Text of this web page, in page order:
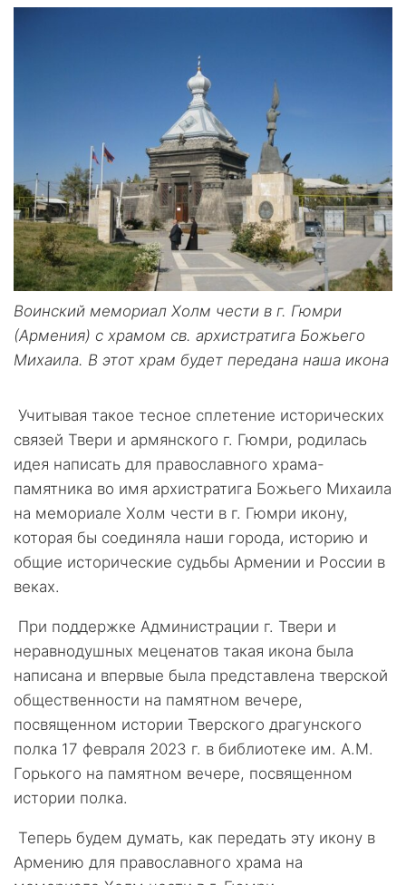
Воинский мемориал Холм чести в г. Гюмри
(Армения) с храмом св. архистратига Божьего
Михаила. В этот храм будет передана наша икона
Учитывая такое тесное сплетение исторических
связей Твери и армянского г. Гюмри, родилась
идея написать для православного храма-
памятника во имя архистратига Божьего Михаила
на мемориале Холм чести в г. Гюмри икону,
которая бы соединяла наши города, историю и
общие исторические судьбы Армении и России в
веках.
При поддержке Администрации г. Твери и
неравнодушных меценатов такая икона была
написана и впервые была представлена тверской
общественности на памятном вечере,
посвященном истории Тверского драгунского
полка 17 февраля 2023 г. в библиотеке им. А.М.
Горького на памятном вечере, посвященном
истории полка.
Теперь будем думать, как передать эту икону в
Армению для православного храма на